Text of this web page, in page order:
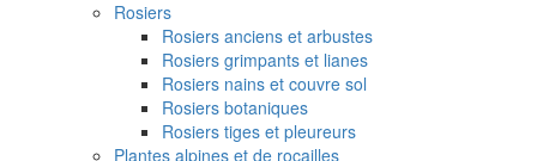
Rosiers
Rosiers anciens et arbustes
Rosiers grimpants et lianes
Rosiers nains et couvre sol
Rosiers botaniques
Rosiers tiges et pleureurs
Plantes alpines et de rocailles